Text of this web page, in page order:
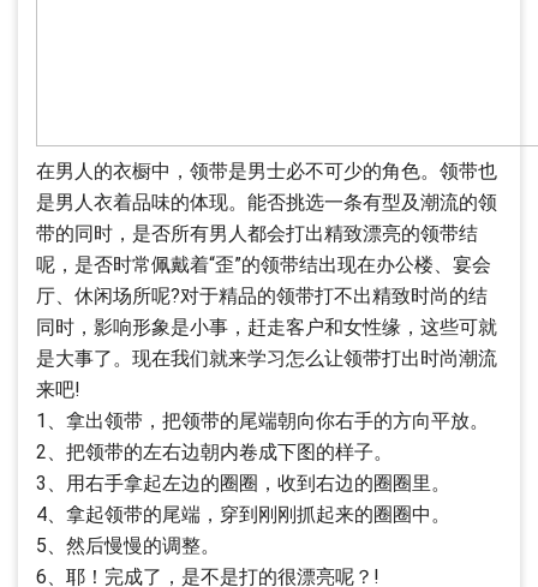
在男人的衣橱中，领带是男士必不可少的角色。领带也
是男人衣着品味的体现。能否挑选一条有型及潮流的领
带的同时，是否所有男人都会打出精致漂亮的领带结
呢，是否时常佩戴着“歪”的领带结出现在办公楼、宴会
厅、休闲场所呢?对于精品的领带打不出精致时尚的结
同时，影响形象是小事，赶走客户和女性缘，这些可就
是大事了。现在我们就来学习怎么让领带打出时尚潮流
来吧!
1、拿出领带，把领带的尾端朝向你右手的方向平放。
2、把领带的左右边朝内卷成下图的样子。
3、用右手拿起左边的圈圈，收到右边的圈圈里。
4、拿起领带的尾端，穿到刚刚抓起来的圈圈中。
5、然后慢慢的调整。
6、耶！完成了，是不是打的很漂亮呢？!